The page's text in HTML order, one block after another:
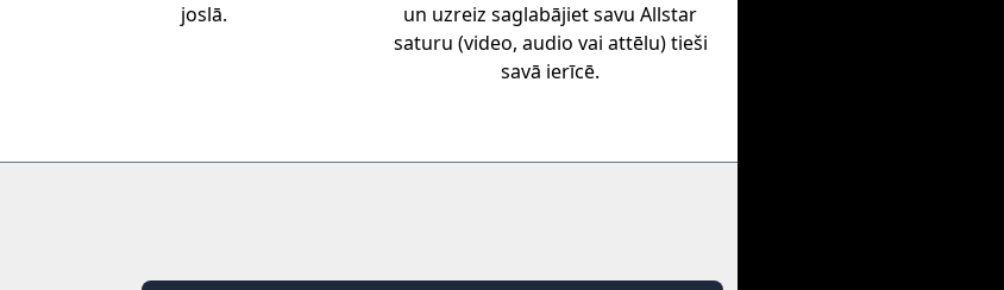
joslā.
un uzreiz saglabājiet savu Allstar
saturu (video, audio vai attēlu) tieši
savā ierīcē.